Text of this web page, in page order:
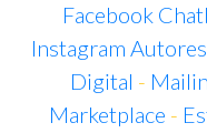
Facebook
Instagram
Digital -
Marketplace -